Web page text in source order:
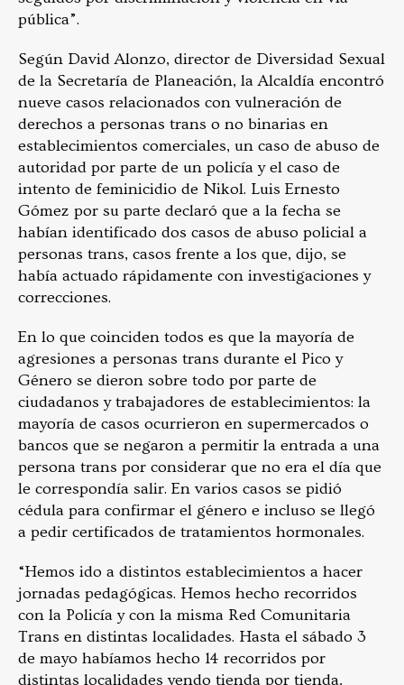
pública”.
Según David Alonzo, director de Diversidad Sexual
de la Secretaría de Planeación, la Alcaldía encontró
nueve casos relacionados con vulneración de
derechos a personas trans o no binarias en
establecimientos comerciales, un caso de abuso de
autoridad por parte de un policía y el caso de
intento de feminicidio de Nikol. Luis Ernesto
Gómez por su parte declaró que a la fecha se
habían identificado dos casos de abuso policial a
personas trans, casos frente a los que, dijo, se
había actuado rápidamente con investigaciones y
correcciones.
En lo que coinciden todos es que la mayoría de
agresiones a personas trans durante el Pico y
Género se dieron sobre todo por parte de
ciudadanos y trabajadores de establecimientos: la
mayoría de casos ocurrieron en supermercados o
bancos que se negaron a permitir la entrada a una
persona trans por considerar que no era el día que
le correspondía salir. En varios casos se pidió
cédula para confirmar el género e incluso se llegó
a pedir certificados de tratamientos hormonales.
“Hemos ido a distintos establecimientos a hacer
jornadas pedagógicas. Hemos hecho recorridos
con la Policía y con la misma Red Comunitaria
Trans en distintas localidades. Hasta el sábado 3
de mayo habíamos hecho 14 recorridos por
distintas localidades yendo tienda por tienda,